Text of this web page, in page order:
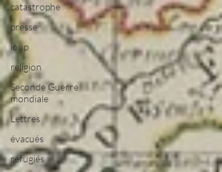
catastrophe
presse
loup
religion
Seconde Guerre
mondiale
Lettres
évacués
réfugiés